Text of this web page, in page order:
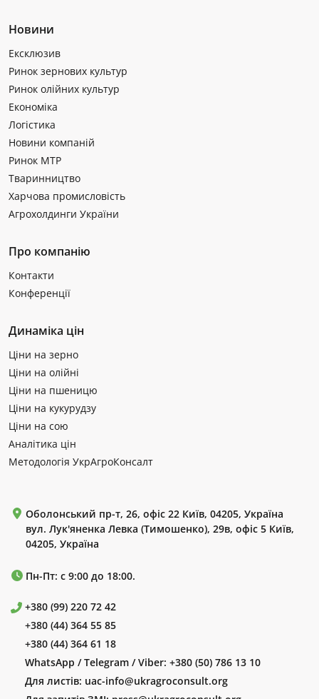
Новини
Ексклюзив
Ринок зернових культур
Ринок олійних культур
Економіка
Логістика
Новини компаній
Ринок МТР
Тваринництво
Харчова промисловість
Агрохолдинги України
Про компанію
Контакти
Конференції
Динаміка цін
Ціни на зерно
Ціни на олійні
Ціни на пшеницю
Ціни на кукурудзу
Ціни на сою
Аналітика цін
Методологія УкрАгроКонсалт
Оболонський пр-т, 26, офіс 22 Київ, 04205, Україна
вул. Лук'яненка Левка (Тимошенко), 29в, офіс 5 Київ,
04205, Україна
Пн-Пт: с 9:00 до 18:00.
+380 (99) 220 72 42
+380 (44) 364 55 85
+380 (44) 364 61 18
WhatsApp / Telegram / Viber: +380 (50) 786 13 10
Для листів: uac-info@ukragroconsult.org